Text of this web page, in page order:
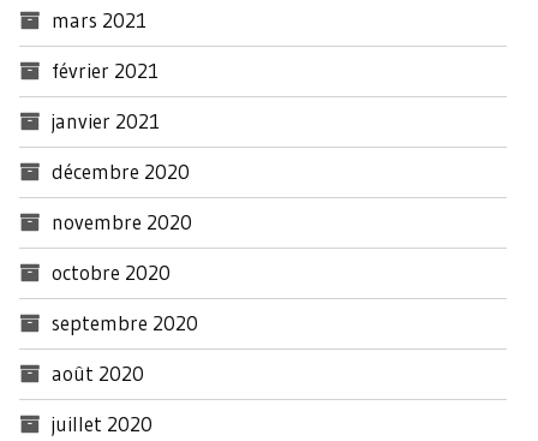
mars 2021
février 2021
janvier 2021
décembre 2020
novembre 2020
octobre 2020
septembre 2020
août 2020
juillet 2020